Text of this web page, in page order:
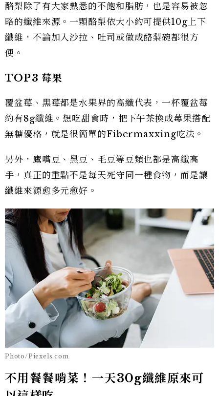
酪梨除了有大家熟悉的不飽和脂肪，也是容易被忽
略的纖維來源。一顆酪梨依大小約可提供10g上下
纖維，不論加入沙拉、吐司或做成酪梨碗都很方
便。
TOP3 莓果
覆盆莓、黑莓都是水果界的高纖代表，一杯覆盆莓
約有8g纖維。想吃甜食時，把下午茶換成莓果搭配
無糖優格，就是很簡單的Fibermaxxing吃法。
另外，鷹嘴豆、黑豆、毛豆等豆類也都是高纖高
手，真正的重點不是每天死守同一種食物，而是讓
纖維來源愈多元愈好。
Photo/Piexels.com
不用餐餐啃菜！一天30g纖維原來可